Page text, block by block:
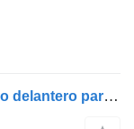
Hella CF460 (01.17-) 1LX010116-40 faro delantero para DAF CF450, CF460 (2017-) cabeza tractora